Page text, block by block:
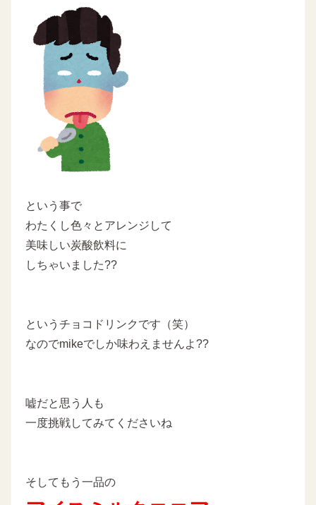
という事で
わたくし色々とアレンジして
美味しい炭酸飲料に
しちゃいました??
というチョコドリンクです（笑）
なのでmikeでしか味わえませんよ??
嘘だと思う人も
一度挑戦してみてくださいね
そしてもう一品の